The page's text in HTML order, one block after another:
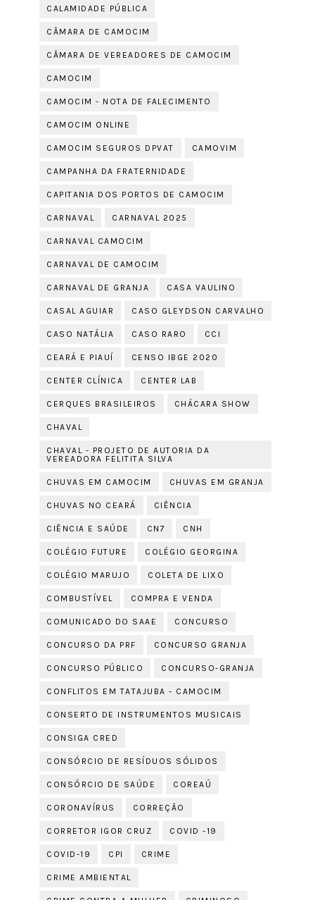
CALAMIDADE PÚBLICA
CÂMARA DE CAMOCIM
CÂMARA DE VEREADORES DE CAMOCIM
CAMOCIM
CAMOCIM - NOTA DE FALECIMENTO
CAMOCIM ONLINE
CAMOCIM SEGUROS DPVAT CAMOVIM
CAMPANHA DA FRATERNIDADE
CAPITANIA DOS PORTOS DE CAMOCIM
CARNAVAL CARNAVAL 2025
CARNAVAL CAMOCIM
CARNAVAL DE CAMOCIM
CARNAVAL DE GRANJA CASA VAULINO
CASAL AGUIAR CASO GLEYDSON CARVALHO
CASO NATÁLIA CASO RARO CCI
CEARÁ E PIAUÍ CENSO IBGE 2020
CENTER CLÍNICA CENTER LAB
CERQUES BRASILEIROS CHÁCARA SHOW
CHAVAL
CHAVAL - PROJETO DE AUTORIA DA
VEREADORA FELITITA SILVA
CHUVAS EM CAMOCIM CHUVAS EM GRANJA
CHUVAS NO CEARÁ CIÊNCIA
CIÊNCIA E SAÚDE CN7 CNH
COLÉGIO FUTURE COLÉGIO GEORGINA
COLÉGIO MARUJO COLETA DE LIXO
COMBUSTÍVEL COMPRA E VENDA
COMUNICADO DO SAAE CONCURSO
CONCURSO DA PRF CONCURSO GRANJA
CONCURSO PÚBLICO CONCURSO-GRANJA
CONFLITOS EM TATAJUBA - CAMOCIM
CONSERTO DE INSTRUMENTOS MUSICAIS
CONSIGA CRED
CONSÓRCIO DE RESÍDUOS SÓLIDOS
CONSÓRCIO DE SAÚDE COREAÚ
CORONAVÍRUS CORREÇÃO
CORRETOR IGOR CRUZ COVID -19
COVID-19 CPI CRIME
CRIME AMBIENTAL